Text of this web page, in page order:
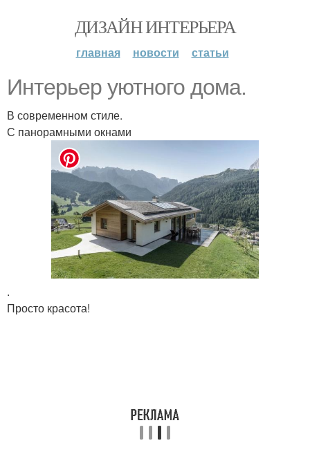
ДИЗАЙН ИНТЕРЬЕРА
главная новости статьи
Интерьер уютного дома.
В современном стиле.
С панорамными окнами
.
Просто красота!